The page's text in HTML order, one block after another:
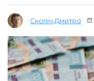
Скопіч Дмитро